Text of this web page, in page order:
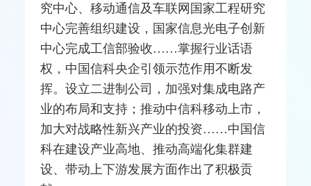
究中心、移动通信及车联网 国家工程研究
中心完善组织建设，国家信息光电子创新
中心完成工信部验收……掌握行业话语
权，中国信科央企引领示范作用不断发
挥。设立二进制公司，加强对集成电路产
业的布局和支持；推动中信科移动上市，
加大对战略性新兴产业的投资……中国信
科在建设产业高地、推动高端化集群建
设、带动上下游发展方面作出了积极贡